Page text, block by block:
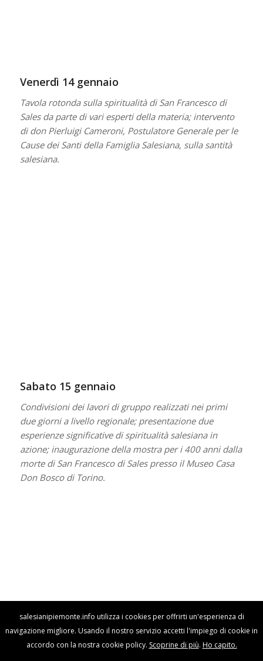
Venerdì 14 gennaio
Tavola rotonda sulla spiritualità di San Francesco di
Sales da parte di vari esperti della materia; intervento
di don Pierluigi Cameroni, Postulatore Generale per le
Cause dei Santi della Famiglia Salesiana, sulla santità
salesiana.
Sabato 15 gennaio
Condivisioni dei lavori di gruppo realizzati nei primi
due giorni a livello regionale; presentazione due
esperienze significative di spiritualità salesiana in
azione; inaugurazione della mostra per i 400 anni dalla
morte di San Francesco di Sales presso il Museo Casa
Don Bosco di Torino.
salesianipiemonte.info utilizza i cookies per offrirti un'esperienza di
navigazione migliore. Usando il nostro servizio accetti l'impiego di cookie in
accordo con la nostra cookie policy. Scoprine di più. Ho capito.